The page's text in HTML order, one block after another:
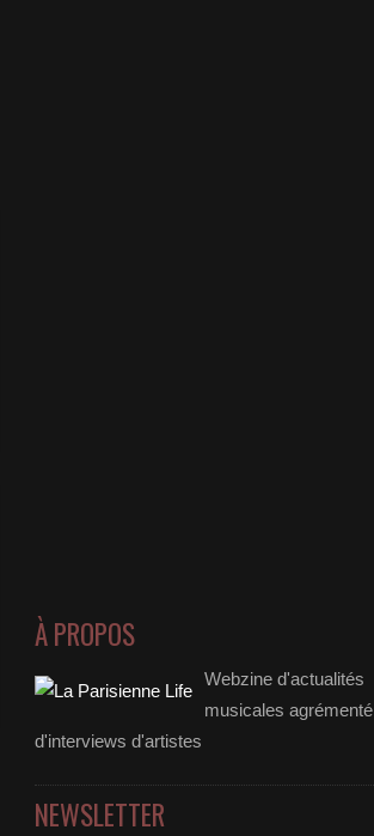
À PROPOS
Webzine d'actualités
musicales agrémenté
d'interviews d'artistes
NEWSLETTER